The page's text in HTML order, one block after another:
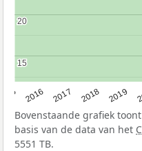
2016 2017 2018 2019
15
15
20
20
Bovenstaande grafiek
basis van de data van het
5551 TB.